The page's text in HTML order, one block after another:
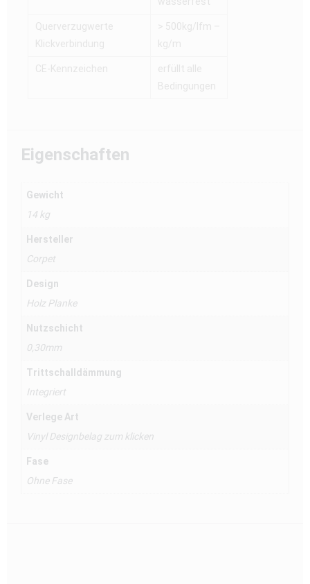
Querverzugwerte
Klickverbindung
> 500kg/lfm –
kg/m
CE-Kennzeichen
erfüllt alle
Bedingungen
Eigenschaften
Gewicht
14 kg
Hersteller
Corpet
Design
Holz Planke
Nutzschicht
0,30mm
Trittschalldämmung
Integriert
Verlege Art
Vinyl Designbelag zum klicken
Fase
Ohne Fase